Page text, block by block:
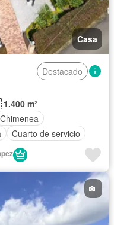
Casa
Destacado
1.400 m²
Chimenea
Cuarto de servicio